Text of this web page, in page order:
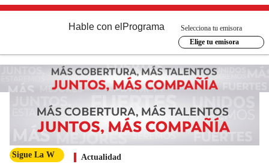
Hable con el Programa
Selecciona tu emisora
Elige tu emisora
Sigue La W Actualidad